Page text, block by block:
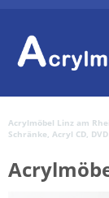
Acrylmöbel Linz am
Schränke, Acryl CD,